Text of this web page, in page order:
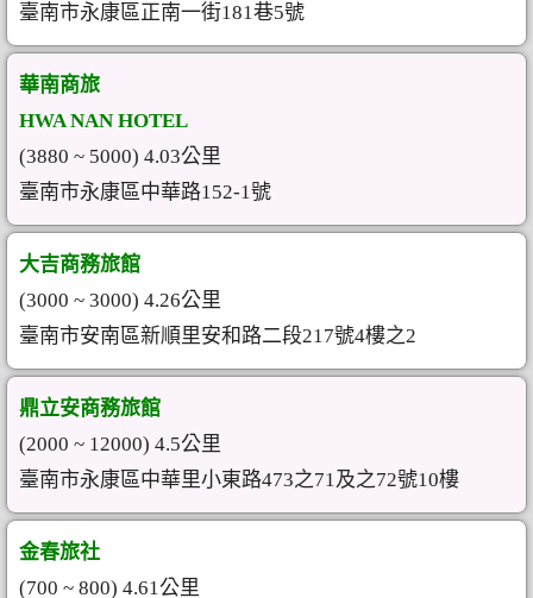
臺南市永康區正南一街181巷5號
華南商旅
HWA NAN HOTEL
(3880 ~ 5000) 4.03公里
臺南市永康區中華路152-1號
大吉商務旅館
(3000 ~ 3000) 4.26公里
臺南市安南區新順里安和路二段217號4樓之2
鼎立安商務旅館
(2000 ~ 12000) 4.5公里
臺南市永康區中華里小東路473之71及之72號10樓
金春旅社
(700 ~ 800) 4.61公里